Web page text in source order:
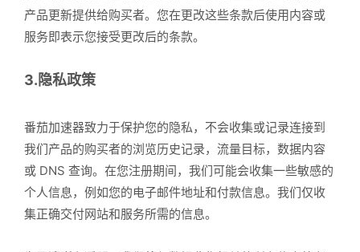
产品更新提供给购买者。您在更改这些条款后使用内容或
服务即表示您接受更改后的条款。
3.隐私政策
番茄加速器致力于保护您的隐私，不会收集或记录连接到
我们产品的购买者的浏览历史记录，流量目标，数据内容
或 DNS 查询。在您注册期间，我们可能会收集一些敏感的
个人信息，例如您的电子邮件地址和付款信息。我们仅收
集正确交付网站和服务所需的信息。